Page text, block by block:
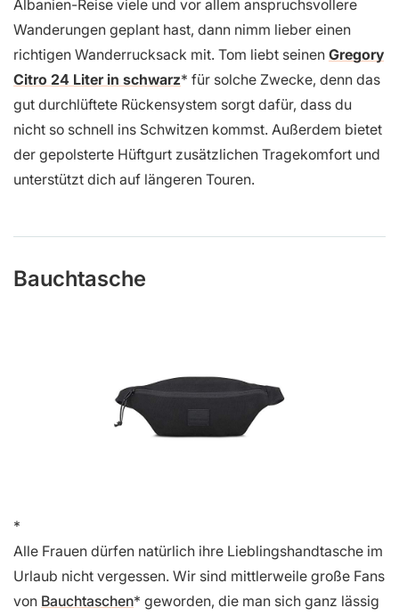
Albanien-Reise viele und vor allem anspruchsvollere
Wanderungen geplant hast, dann nimm lieber einen
richtigen Wanderrucksack mit. Tom liebt seinen Gregory
Citro 24 Liter in schwarz
für solche Zwecke, denn das
gut durchlüftete Rückensystem sorgt dafür, dass du
nicht so schnell ins Schwitzen kommst. Außerdem bietet
der gepolsterte Hüftgurt zusätzlichen Tragekomfort und
unterstützt dich auf längeren Touren.
Bauchtasche
Alle Frauen dürfen natürlich ihre Lieblingshandtasche im
Urlaub nicht vergessen. Wir sind mittlerweile große Fans
von Bauchtaschen geworden, die man sich ganz lässig